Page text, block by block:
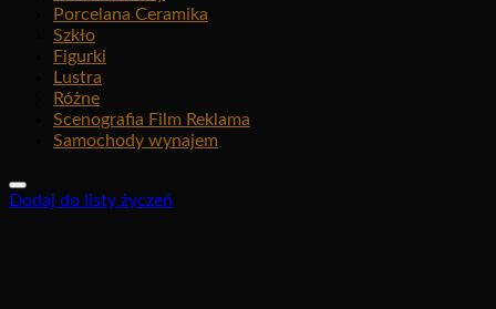
Porcelana Ceramika
Szkło
Figurki
Lustra
Różne
Scenografia Film Reklama
Samochody wynajem
Dodaj do listy życzeń